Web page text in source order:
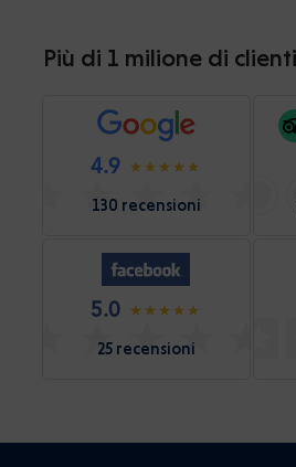
Più di 1 milione di
4.9
130 recensioni
5.0
25 recensioni